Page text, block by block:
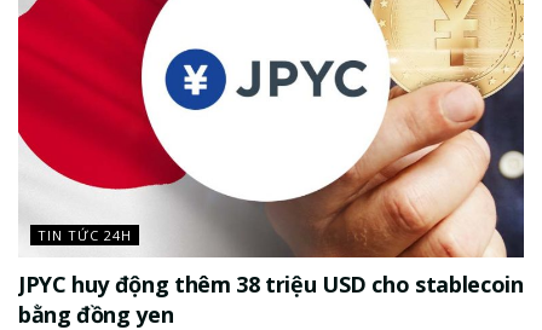
TIN TỨC 24H
JPYC huy động thêm 38 triệu USD cho stablecoin
bằng đồng yen